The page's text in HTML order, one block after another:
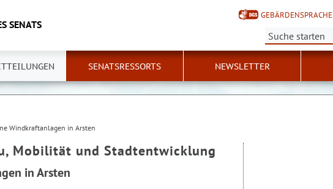
SENATS
GEBÄRDENSPRACHE
Suche:
SENATSRESSORTS NEWSLETTER
Windkraftanlagen in Arsten
Mobilität und Stadtentwicklung
in Arsten